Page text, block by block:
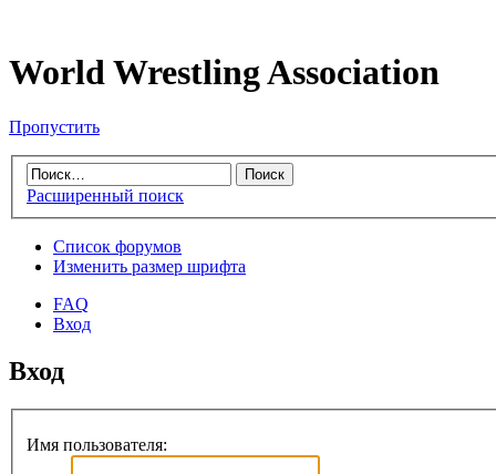
World Wrestling Association
Пропустить
Расширенный поиск
Список форумов
Изменить размер шрифта
FAQ
Вход
Вход
Имя пользователя: